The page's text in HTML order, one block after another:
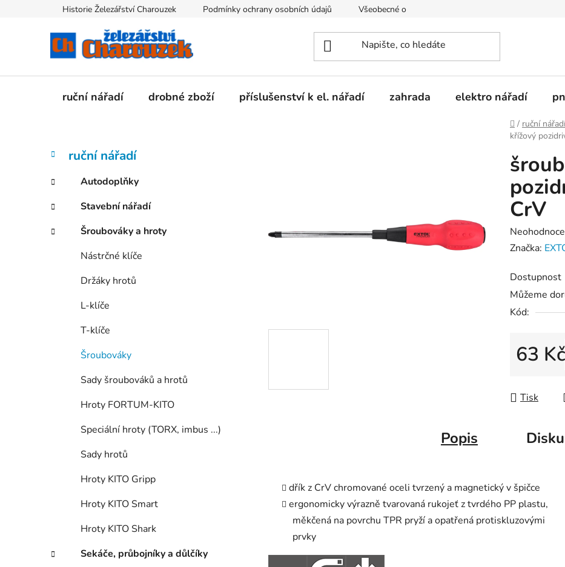
Historie Železářství Charouzek Podmínky ochrany osobních údajů Všeobecné obchodní podmínky
ruční nářadí drobné zboží příslušenství k el. nářadí zahrada elektro nářadí
Domů
/ ruční nářadí
křížový
P
s
r
a
Přeskočit
kategorie
K
a
e
g
o
r
ruční nářadí
Autodoplňky
Stavební nářadí
Šroubováky a hroty
Nástrčné klíče
Držáky hrotů
L-klíče
T-klíče
Šroubováky
Sady šroubováků a hrotů
Hroty FORTUM-KITO
Speciální hroty (TORX, imbus ...)
Sady hrotů
Hroty KITO Gripp
Hroty KITO Smart
Hroty KITO Shark
Sekáče, průbojníky a důlčíky
CrV
Průměrné
hodnocení
je
0,0
z
hvězdiček.
Značka:
Dostupnost
Můžeme
Kód:
63 Kč
Měrná
Tisk
Popis
dřík z CrV chromované oceli tvrzený a magnetický v špičce
ergonomicky výrazně tvarovaná rukojeť z tvrdého PP plastu,
měkčená na povrchu TPR pryží a opatřená protiskluzovými
prvky